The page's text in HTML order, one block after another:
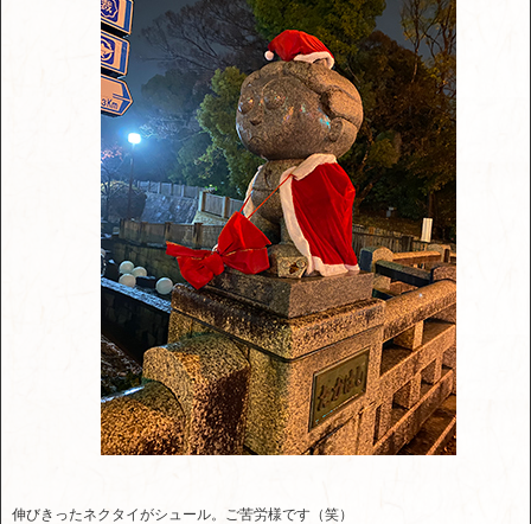
伸びきったネクタイがシュール。ご苦労様です（笑）